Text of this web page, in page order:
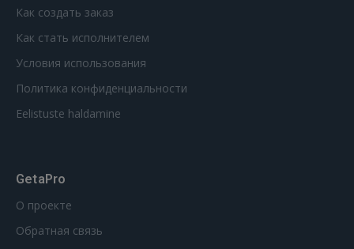
Как создать заказ
Как стать исполнителем
Условия использования
Политика конфиденциальности
Eelistuste haldamine
GetaPro
О проекте
Обратная связь